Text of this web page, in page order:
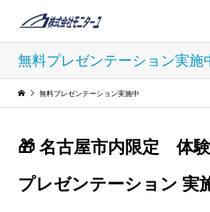
無料プレゼンテーション実施
無料プレゼンテーション実施中
🎁 名古屋市内限定 体
プレゼンテーション 実